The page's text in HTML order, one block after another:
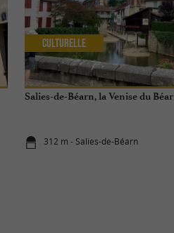
Salies-de-Béarn, la Venise du
312 m - Salies-de-Béarn
Culturelle